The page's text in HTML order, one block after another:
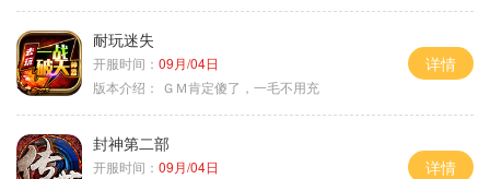
耐玩迷失
开服时间： 09月/04日
版本介绍： ＧＭ肯定傻了，一毛不用充
详情
封神第二部
开服时间： 09月/04日
详情